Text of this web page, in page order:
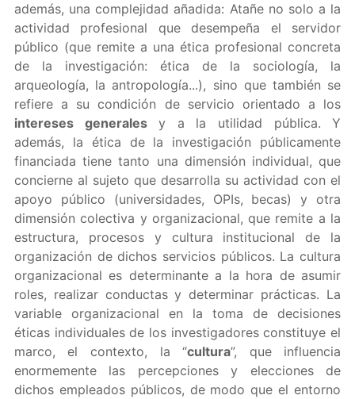
además, una complejidad añadida: Atañe no solo a la
actividad profesional que desempeña el servidor
público (que remite a una ética profesional concreta
de la investigación: ética de la sociología, la
arqueología, la antropología...), sino que también se
refiere a su condición de servicio orientado a los
intereses generalesy a la utilidad pública. Y
además, la ética de la investigación públicamente
financiada tiene tanto una dimensión individual, que
concierne al sujeto que desarrolla su actividad con el
apoyo público (universidades, OPIs, becas) y otra
dimensión colectiva y organizacional, que remite a la
estructura, procesos y cultura institucional de la
organización de dichos servicios públicos. La cultura
organizacional es determinante a la hora de asumir
roles, realizar conductas y determinar prácticas. La
variable organizacional en la toma de decisiones
éticas individuales de los investigadores constituye el
marco, el contexto, la “cultura”, que influencia
enormemente las percepciones y elecciones de
dichos empleados públicos, de modo que el entorno